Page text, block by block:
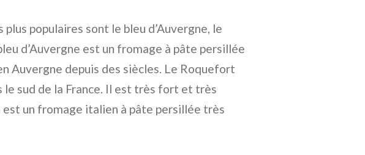
populaires sont le bleu d’Auvergne, le
d’Auvergne est un fromage à pâte persillée
Auvergne depuis des siècles. Le Roquefort
sud de la France. Il est très fort et très
un fromage italien à pâte persillée très